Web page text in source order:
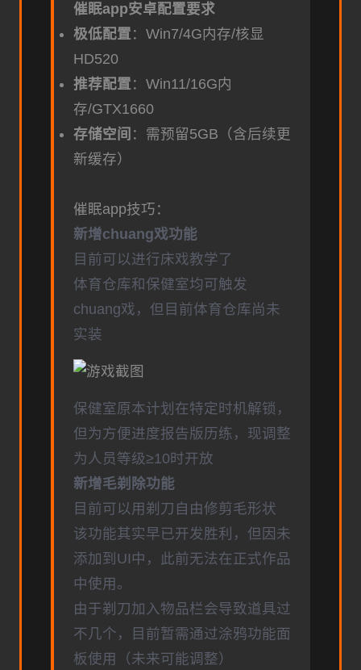
催眠app安卓配置要求
​极低配置​ ​：Win7/4G内存/核显
HD520
​推荐配置​ ​：Win11/16G内
存/GTX1660
​存储空间​ ​：需预留5GB（含后续更
新缓存）
催眠app技巧：
新增chuang戏功能
目前可以进行床戏教学了
体育仓库和保健室均可触发
chuang戏，但目前体育仓库尚未
实装
保健室原本计划在特定时机解锁，
但为方便进度报告版历练，现调整
为人员等级≥10时开放
新增毛剃除功能
目前可以用剃刀自由修剪毛形状
该功能其实早已开发胜利，但因未
添加到UI中，此前无法在正式作品
中使用。
由于剃刀加入物品栏会导致道具过
不几个，目前暂需通过涂鸦功能面
板使用（未来可能调整）